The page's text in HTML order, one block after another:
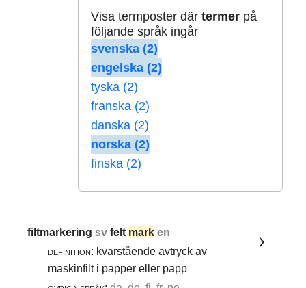
Visa termposter där termerpå
följande språk ingår
svenska (2)
engelska (2)
tyska (2)
franska (2)
danska (2)
norska (2)
finska (2)
filtmarkeringsvfelt mark en
definition: kvarstående avtryck av
maskinfilt i papper eller papp